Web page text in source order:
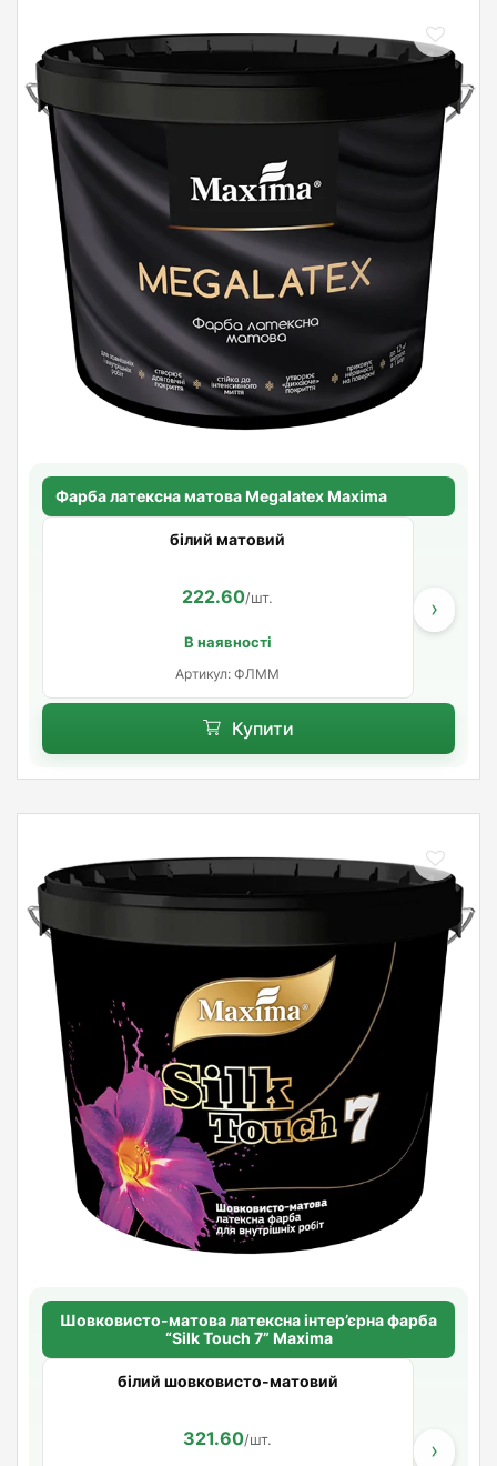
Фарба латексна матова Megalatex Maxima
білий матовий
222.60/шт.
В наявності
Артикул: ФЛММ
›
Купити
Шовковисто-матова латексна інтер’єрна фарба
“Silk Touch 7” Maxima
білий шовковисто-матовий
321.60/шт. ›